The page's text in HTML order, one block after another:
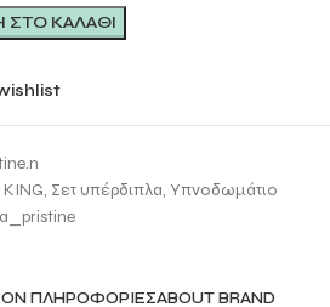
ΚΑΛΆΘΙ
KING, Σετ υπέρδιπλα, Υπνοδωμάτιο
ΠΛΗΡΟΦΟΡΊΕΣABOUT BRAND